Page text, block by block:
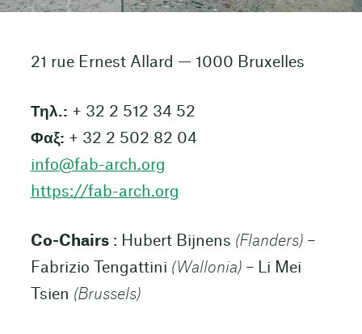
21 rue Ernest Allard — 1000 Bruxelles
Τηλ.: + 32 2 512 34 52
Φαξ: + 32 2 502 82 04
info@fab-arch.org
https://fab-arch.org
Co-Chairs: Hubert Bijnens (Flanders)–
Fabrizio Tengattini (Wallonia)– Li Mei
Tsien (Brussels)